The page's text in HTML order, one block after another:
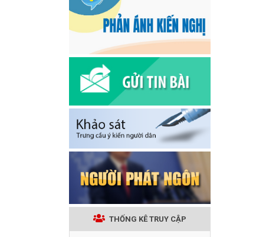
THỐNG KÊ TRUY CẬP